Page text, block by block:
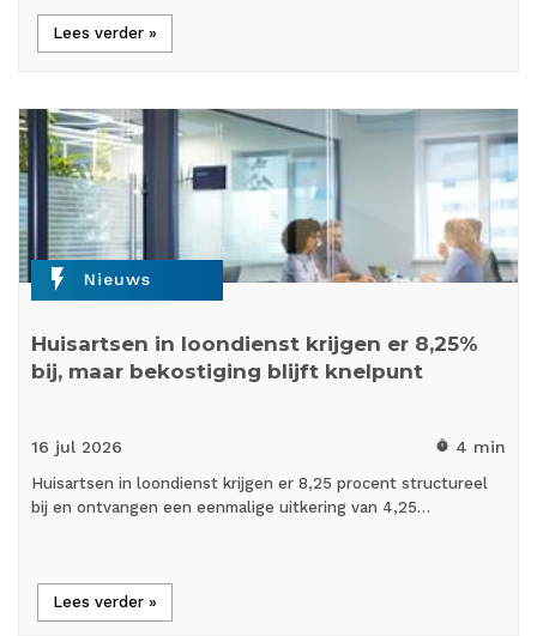
Lees verder »
flash_on Nieuws
Huisartsen in loondienst krijgen er 8,25%
bij, maar bekostiging blijft knelpunt
16 jul 2026 timer 4 min
Huisartsen in loondienst krijgen er 8,25 procent structureel
bij en ontvangen een eenmalige uitkering van 4,25…
Lees verder »